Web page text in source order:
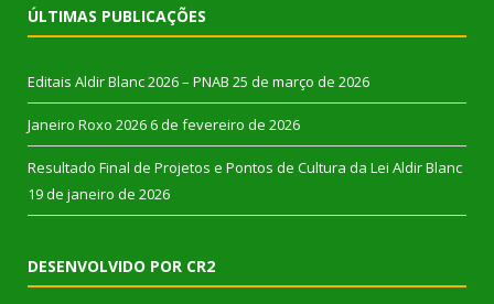
ÚLTIMAS PUBLICAÇÕES
Editais Aldir Blanc 2026 – PNAB 25 de março de 2026
Janeiro Roxo 2026 6 de fevereiro de 2026
Resultado Final de Projetos e Pontos de Cultura da Lei Aldir Blanc
19 de janeiro de 2026
DESENVOLVIDO POR CR2